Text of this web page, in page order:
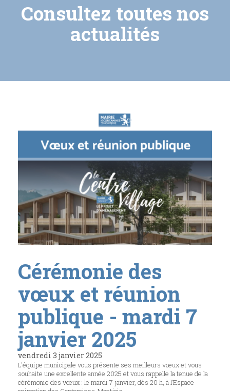
À VOTRE SERVICE
URBANISME
Consultez toutes nos
actualités
Cérémonie des
vœux et réunion
publique - mardi 7
janvier 2025
vendredi 3 janvier 2025
L'équipe municipale vous présente ses meilleurs vœux et vous
souhaite une excellente année 2025 et vous rappelle la tenue de la
cérémonie des vœux : le mardi 7 janvier, dès 20 h, à l’Espace